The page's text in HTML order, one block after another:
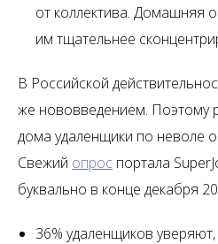
от коллектива. Домашняя
им тщательнее
В Российской
же нововведением. Поэтому
дома удаленщики по неволе
Свежий опрос портала
буквально в конце декабря
36% удаленщиков